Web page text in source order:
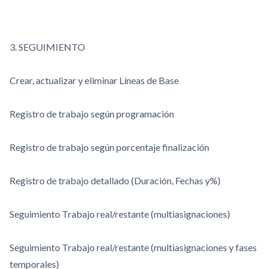
3. SEGUIMIENTO
Crear, actualizar y eliminar Líneas de Base
Registro de trabajo según programación
Registro de trabajo según porcentaje finalización
Registro de trabajo detallado (Duración, Fechas y%)
Seguimiento Trabajo real/restante (multiasignaciones)
Seguimiento Trabajo real/restante (multiasignaciones y fases
temporales)